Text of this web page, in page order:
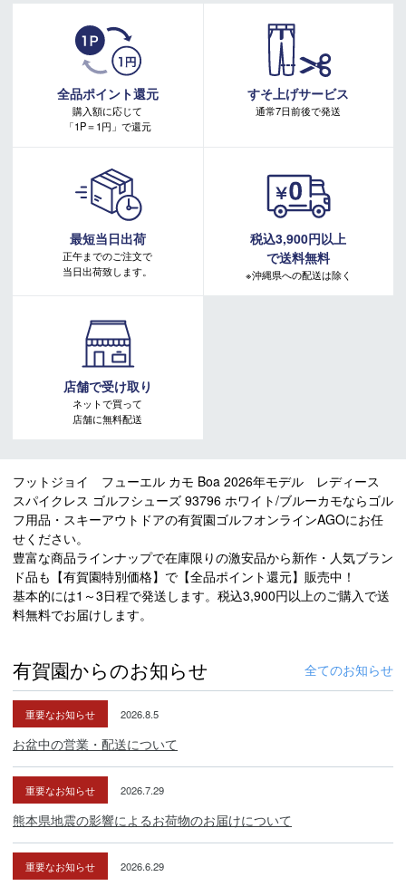
ウィズ
WIDE
2025年12月
商品在庫につきまして
在庫管理システム連動により、当店が運営する複数ショッピ
ングサイトと共有の設定になっております。
数分間隔での在庫情報更新になりますのでご注文のタイミン
グによりましては、設定に誤差が生じる場合があります。
その際にはご案内をさせて頂きますので予めご了承願いま
・有賀園ポイントの獲得には別途ログイン/新規登録が必要です。
・本特典は予告なく変更・中止させて頂く場合があります。
・本キャンペーンの特典を受ける場合、ドコモ専用ページでエントリーが必要です。
詳しくはこちらをご確認ください。
キャンペーンページ
全品ポイント還元
購入額に応じて
「1P＝1円」で還元
すそ上げサービス
通常7日前後で発送
最短当日出荷
正午までのご注文で
当日出荷致します。
税込3,900円以上
で送料無料
※沖縄県への配送は除く
店舗で受け取り
ネットで買って
店舗に無料配送
フットジョイ フューエル カモ Boa 2026年モデル レディース
スパイクレス ゴルフシューズ 93796 ホワイト/ブルーカモならゴル
フ用品・スキーアウトドアの有賀園ゴルフオンラインAGOにお任
せください。
豊富な商品ラインナップで在庫限りの激安品から新作・人気ブラン
ド品も【有賀園特別価格】で【全品ポイント還元】販売中！
基本的には1～3日程で発送します。税込3,900円以上のご購入で送
料無料でお届けします。
有賀園からのお知らせ 全てのお知らせ
重要なお知らせ 2026.8.5
お盆中の営業・配送について
重要なお知らせ 2026.7.29
熊本県地震の影響によるお荷物のお届けについて
重要なお知らせ 2026.6.29